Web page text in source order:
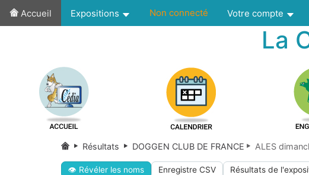
Accueil Expositions Non connecté Votre compte
La
Résultats DOGGEN CLUB DE FRANCE ALES
👁 Révéler les noms Enregistre CSV Résultats de